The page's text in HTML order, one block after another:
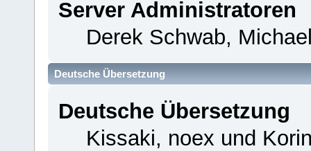
Server Administratoren
Derek Schwab,
Deutsche Übersetzung
Deutsche Übersetzung
Kissaki, noex und